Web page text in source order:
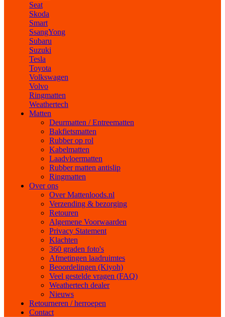
Seat
Skoda
Smart
SsangYong
Subaru
Suzuki
Tesla
Toyota
Volkswagen
Volvo
Ringmatten
Weathertech
Matten
Deurmatten / Entreematten
Bakfietsmatten
Rubber op rol
Kabelmatten
Laadvloermatten
Rubber matten antislip
Ringmatten
Over ons
Over Mattenloods.nl
Verzending & bezorging
Retouren
Algemene Voorwaarden
Privacy Statement
Klachten
360 graden foto's
Afmetingen laadruimtes
Beoordelingen (Kiyoh)
Veel gestelde vragen (FAQ)
Weathertech dealer
Nieuws
Retourneren / herroepen
Contact